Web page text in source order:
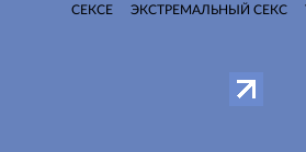
СЕКСЕ
ЭКСТРЕМАЛЬНЫЙ СЕКС